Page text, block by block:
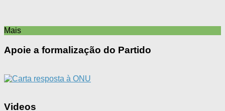
Mais
Apoie a formalização do Partido
Videos